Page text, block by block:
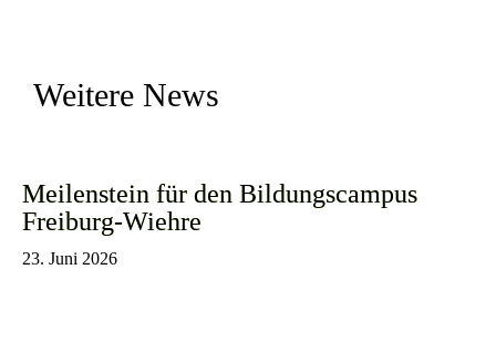
Weitere News
Meilenstein für den Bildungscampus
Freiburg-Wiehre
23. Juni 2026